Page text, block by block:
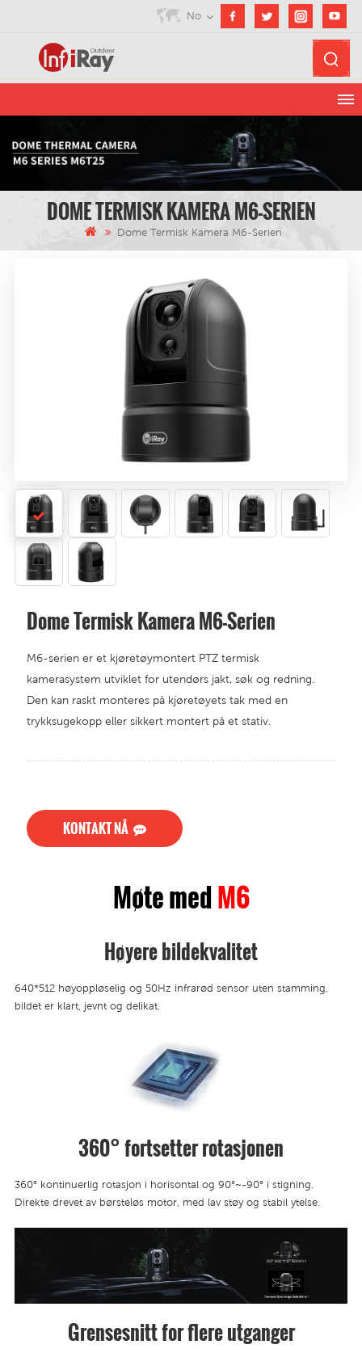
No
DOME TERMISK KAMERA M6-SERIEN
Dome Termisk Kamera M6-Serien
Dome Termisk Kamera M6-Serien
M6-serien er et kjøretøymontert PTZ termisk
kamerasystem utviklet for utendørs jakt, søk og redning.
Den kan raskt monteres på kjøretøyets tak med en
trykksugekopp eller sikkert montert på et stativ.
KONTAKT NÅ
Møte medM6
Høyere bildekvalitet
640*512 høyoppløselig og 50Hz infrarød sensor uten stamming,
bildet er klart, jevnt og delikat.
360° fortsetter rotasjonen
360° kontinuerlig rotasjon i horisontal og 90°~-90° i stigning.
Direkte drevet av børsteløs motor, med lav støy og stabil ytelse.
Grensesnitt for flere utganger